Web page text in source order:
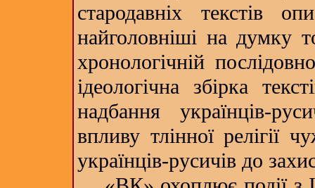
стародавніх текстів
найголовніші на думку
хронологічній
ідеологічна збірка
надбання українців-
впливу тлінної релігії
українців-русичів до